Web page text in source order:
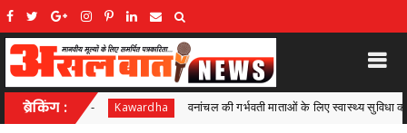
ब्रेकिंग :
की गर्भवती माताओं के लिए स्वास्थ्य सुविधा की नई पहल, तरेगांव में 97 महिलाओं की